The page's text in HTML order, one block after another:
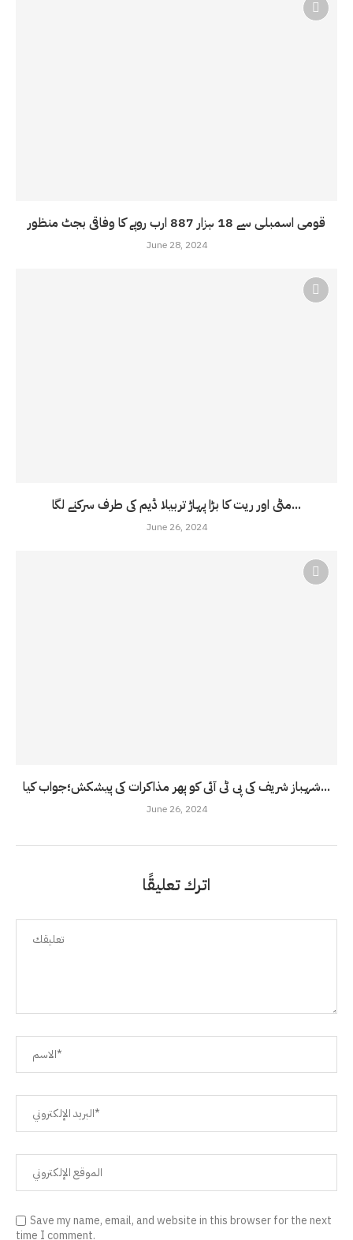
قومی اسمبلی سے 18 ہزار 887 ارب روپے کا وفاقی بجٹ منظور
June 28, 2024
مٹی اور ریت کا بڑا پہاڑ تربیلا ڈیم کی طرف سرکنے لگا...
June 26, 2024
شہباز شریف کی پی ٹی آئی کو پھر مذاکرات کی پیشکش؛جواب کیا...
June 26, 2024
اترك تعليقًا
Save my name, email, and website in this browser for the next
time I comment.